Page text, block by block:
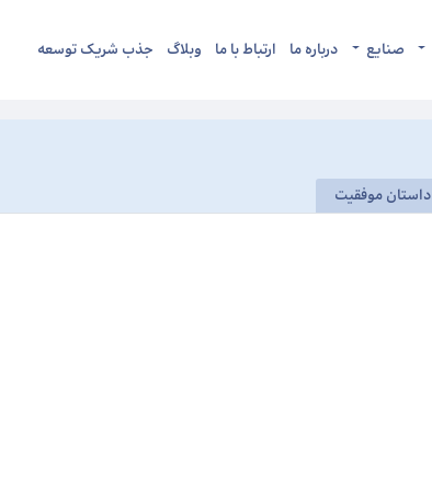
صنایع درباره ما ارتباط با ما وبلاگ جذب شریک توسعه
داستان موفقیت